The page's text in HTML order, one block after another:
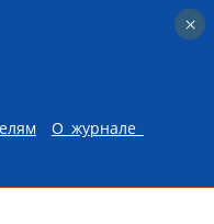
О журнале
×
×